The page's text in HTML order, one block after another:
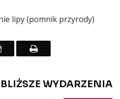
lipy (pomnik przyrody)
Email Drukuj
WYDARZENIA